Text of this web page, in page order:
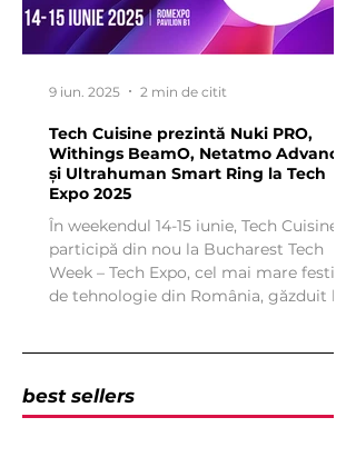
Tech Cuisine prezintă Nuki PRO,
Withings BeamO, Netatmo Advance
și Ultrahuman Smart Ring la Tech
Expo 2025
În weekendul 14-15 iunie, Tech Cuisine
participă din nou la Bucharest Tech
Week – Tech Expo, cel mai mare festival
de tehnologie din România, găzduit la
eveniment de referință pentru
pasionații de inovație și tehnologie.
9 iun. 2025 2 min de citit
best sellers